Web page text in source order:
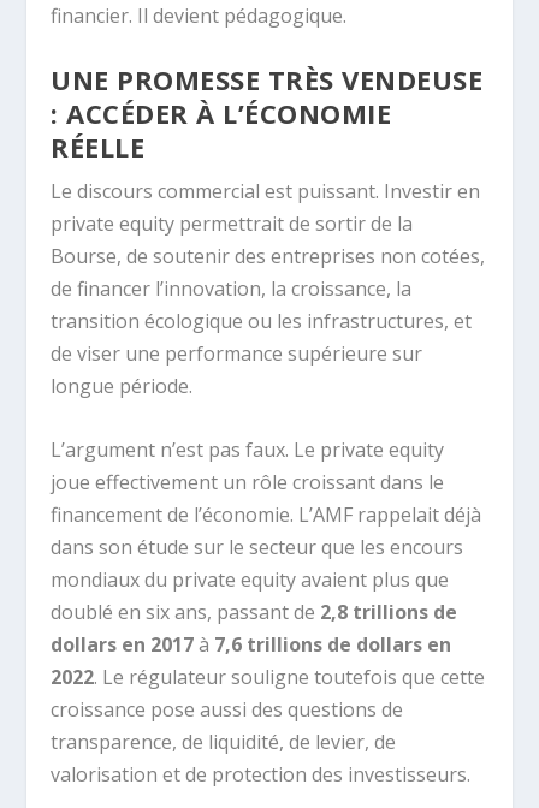
financier. Il devient pédagogique.
UNE PROMESSE TRÈS VENDEUSE
: ACCÉDER À L’ÉCONOMIE
RÉELLE
Le discours commercial est puissant. Investir en
private equity permettrait de sortir de la
Bourse, de soutenir des entreprises non cotées,
de financer l’innovation, la croissance, la
transition écologique ou les infrastructures, et
de viser une performance supérieure sur
longue période.
L’argument n’est pas faux. Le private equity
joue effectivement un rôle croissant dans le
financement de l’économie. L’AMF rappelait déjà
dans son étude sur le secteur que les encours
mondiaux du private equity avaient plus que
doublé en six ans, passant de 2,8 trillions de
dollars en 2017à 7,6 trillions de dollars en
2022. Le régulateur souligne toutefois que cette
croissance pose aussi des questions de
transparence, de liquidité, de levier, de
valorisation et de protection des investisseurs.